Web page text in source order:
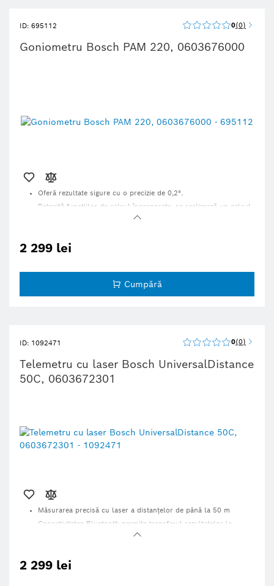
ID: 695112 0 0
Goniometru Bosch PAM 220, 0603676000
Oferă rezultate sigure cu o precizie de 0,2°.
Datorită funcțiilor de calcul încorporate, se realizează un calcul
2 299 lei
Cumpără
ID: 1092471 0 0
Telemetru cu laser Bosch UniversalDistance
50C, 0603672301
Măsurarea precisă cu laser a distanţelor de până la 50 m
Conectivitatea Bluetooth permite transferul rezultatelor la
Ideal în determinare metri pătraţi pentru cantitate de tapet sau
2 299 lei